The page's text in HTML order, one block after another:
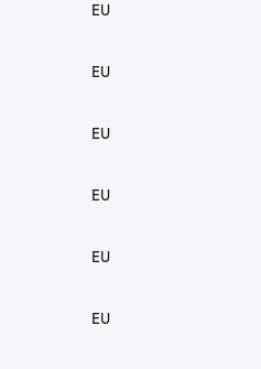
EU
EU
EU
EU
EU
EU